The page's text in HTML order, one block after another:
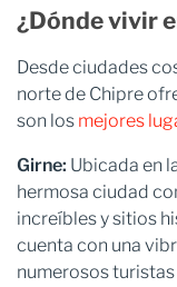
¿Dónde vivir
Desde ciudades
norte de Chipre
son los mejores
Girne: Ubicada en
hermosa ciudad
increíbles y sitios
cuenta con una
numerosos